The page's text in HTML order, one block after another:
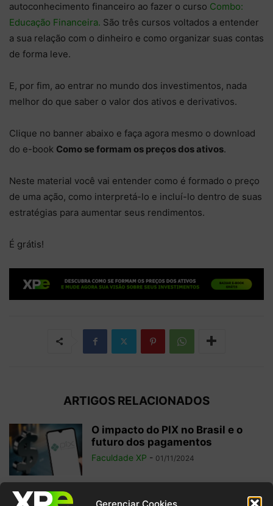
Gerenciar Cookies
autoconhecimento financeiro ao fazer o curso Combo:
Educação Financeira. São três cursos voltados a entender
a sua relação com o dinheiro e como organizar suas contas
de forma leve.
E, por fim, ao entrar no mundo dos investimentos, nada
melhor do que saber o valor dos ativos e derivativos.
Clique no banner abaixo e faça agora mesmo o download
do e-book Como se formam os preços dos ativos.
Neste material você vai entender como é formado o preço
de uma ação, como interpretá-lo e incluí-lo dentro de suas
estratégias para aumentar seus rendimentos.
É grátis!
ARTIGOS RELACIONADOS
O impacto do PIX no Brasil e o
futuro dos pagamentos
Faculdade XP - 01/11/2024
Investimentos internacionais: